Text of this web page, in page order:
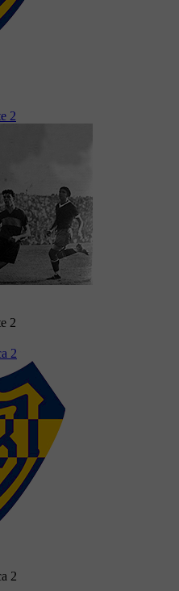
2
2
2
2